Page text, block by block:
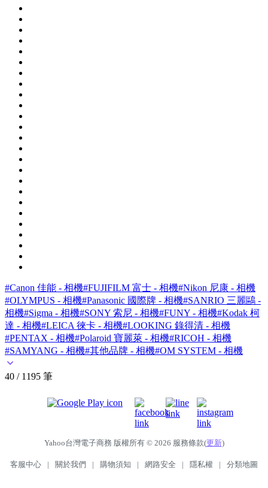
#Canon 佳能 - 相機#FUJIFILM 富士 - 相機#Nikon 尼康 - 相機
#OLYMPUS - 相機#Panasonic 國際牌 - 相機#SANRIO 三麗鷗 -
相機#Sigma - 相機#SONY 索尼 - 相機#FUNY - 相機#Kodak 柯
達 - 相機#LEICA 徠卡 - 相機#LOOKING 錄得清 - 相機
#PENTAX - 相機#Polaroid 寶麗萊 - 相機#RICOH - 相機
#SAMYANG - 相機#其他品牌 - 相機#OM SYSTEM - 相機
40 / 1195 筆
Yahoo台灣電子商務 版權所有 © 2026 服務條款(更新)
客服中心 | 關於我們 | 購物須知 | 網路安全 | 隱私權 | 分類地圖